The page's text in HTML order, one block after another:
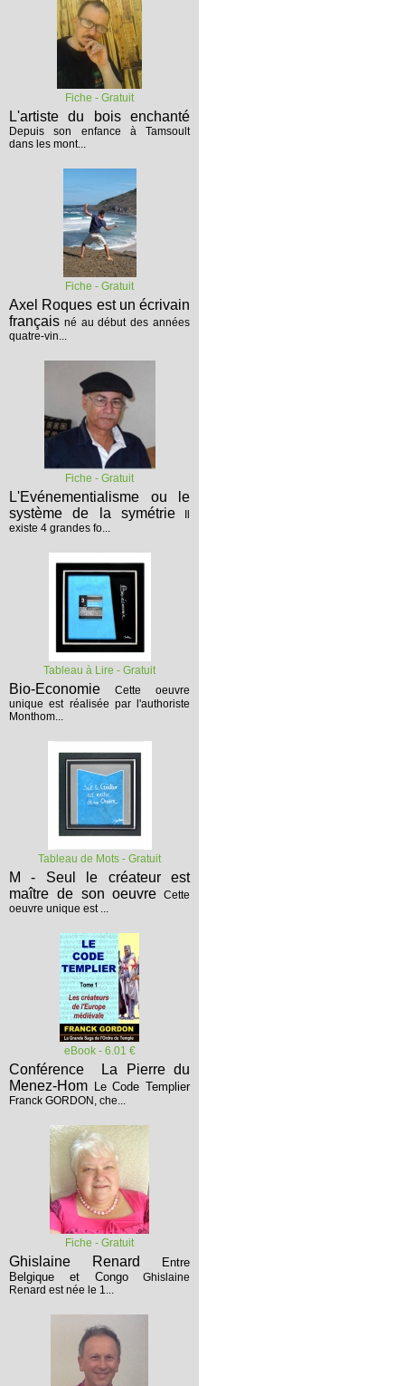
Fiche - Gratuit
L'artiste du bois enchanté
Depuis son enfance à Tamsoult
dans les mont...
Fiche - Gratuit
Axel Roques est un écrivain
français né au début des années
quatre-vin...
Fiche - Gratuit
L'Evénementialisme ou le
système de la symétrie
existe 4 grandes fo...
Tableau à Lire - Gratuit
Bio-Economie
Cette oeuvre
unique est réalisée par l'authoriste
Monthom...
Tableau de Mots - Gratuit
M - Seul le créateur est
maître de son oeuvre Cette
oeuvre unique est ...
eBook - 6.01 €
Conférence La Pierre du
Menez-Hom Le Code Templier
Franck GORDON, che...
Fiche - Gratuit
Ghislaine Renard
Entre
Belgique et Congo
Ghislaine
Renard est née le 1...